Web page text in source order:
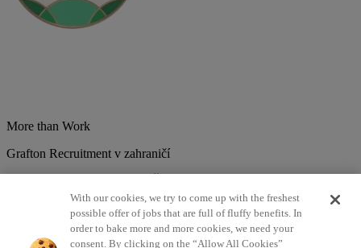
More than Work
Grafton Recruitment v zahraničí
Francúzsko Holandsko India Kolumbia Litva Lotyšsko
Mexiko Nemecko Nórsko Poľsko Portugalsko
Slovensko Španielsko Srbsko Švajčiarsko Taliansko
Turecko Veľká Británia
With our cookies, we try to come up with the freshest
possible offer of jobs that are full of fluffy benefits. In
order to bake more and more cookies, we need your
consent. By clicking on the “Allow All Cookies”